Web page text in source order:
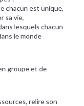
chacun est unique,
sa vie,
lesquels chacun
le monde
groupe et de
relire son